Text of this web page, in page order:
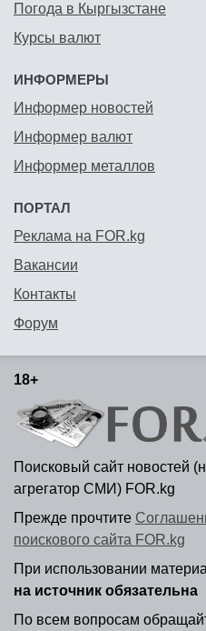
Погода в Кыргызстане
Курсы валют
ИНФОРМЕРЫ
Информер новостей
Информер валют
Информер металлов
ПОРТАЛ
Реклама на FOR.kg
Вакансии
Контакты
Форум
18+
Поисковый сайт новостей
агрегатор СМИ) FOR.kg
Прежде прочтите
поискового сайта FOR.kg
При использовании
на источник обязательна
По всем вопросам